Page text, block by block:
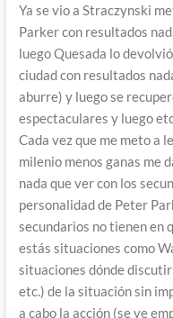
Ya se vio a Straczynski
Parker con resultados
luego Quesada lo
ciudad con resultados
aburre) y luego se
espectaculares y luego
Cada vez que me meto a
milenio menos ganas me
nada que ver con los
personalidad de Peter
secundarios no tienen en
estás situaciones como
situaciones dónde
etc.) de la situación sin
a cabo la acción (se ve